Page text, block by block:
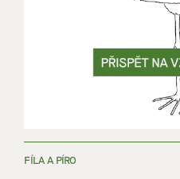
FÍLA A PÍRO